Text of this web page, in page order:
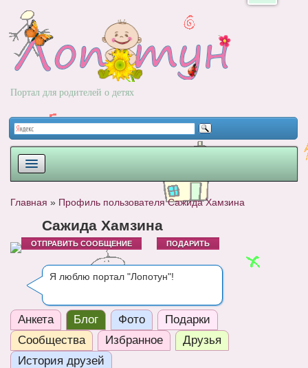
Портал для родителей о детях
РОДЫ
НОВОРОЖДЕННЫЙ
РАЗВИТИЕ
ВОПРОС-ОТВЕТ
ЧАТ
КНИГИ
Главная » Профиль пользователя Сажида Хамзина
Сажида Хамзина
ОТПРАВИТЬ СООБЩЕНИЕ ПОДАРИТЬ
Я люблю портал "Лопотун"!
Анкета Блог Фото
Подарки
Сообщества
Избранное
Друзья
История друзей